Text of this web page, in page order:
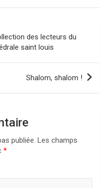
des lecteurs du
saint louis
Shalom, shalom !
publiée. Les champs
*